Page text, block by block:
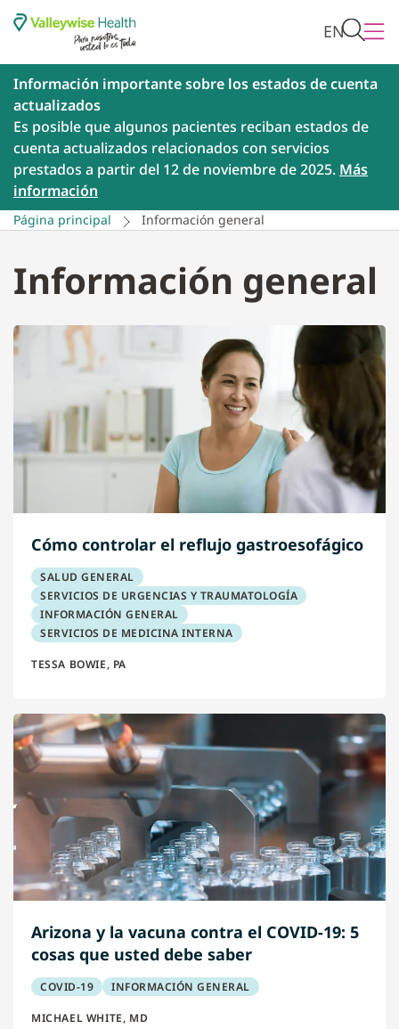
EN
Información importante sobre los estados de cuenta
actualizados
Es posible que algunos pacientes reciban estados de
cuenta actualizados relacionados con servicios
prestados a partir del 12 de noviembre de 2025. Más
información
Página principal Información general
Información general
Cómo controlar el reflujo gastroesofágico
SALUD GENERAL
SERVICIOS DE URGENCIAS Y TRAUMATOLOGÍA
INFORMACIÓN GENERAL
SERVICIOS DE MEDICINA INTERNA
TESSA BOWIE, PA
Arizona y la vacuna contra el COVID-19: 5
cosas que usted debe saber
COVID-19 INFORMACIÓN GENERAL
MICHAEL WHITE, MD